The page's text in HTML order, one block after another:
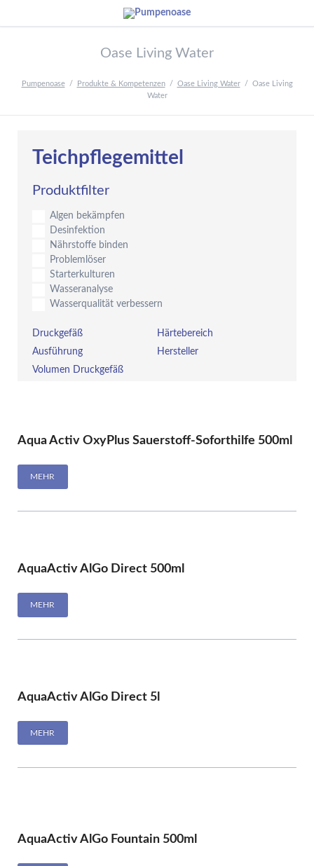
Oase Living Water
Pumpenoase Produkte & Kompetenzen Oase Living Water
Oase Living
Water
Teichpflegemittel
Produktfilter
Algen bekämpfen
Desinfektion
Nährstoffe binden
Problemlöser
Starterkulturen
Wasseranalyse
Wasserqualität verbessern
Druckgefäß
Härtebereich
Ausführung
Hersteller
Volumen Druckgefäß
Aqua Activ OxyPlus Sauerstoff-Soforthilfe 500ml
MEHR
AquaActiv AlGo Direct 500ml
MEHR
AquaActiv AlGo Direct 5l
MEHR
AquaActiv AlGo Fountain 500ml